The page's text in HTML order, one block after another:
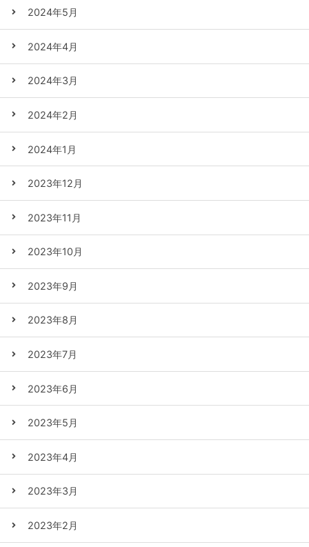
2024年5月
2024年4月
2024年3月
2024年2月
2024年1月
2023年12月
2023年11月
2023年10月
2023年9月
2023年8月
2023年7月
2023年6月
2023年5月
2023年4月
2023年3月
2023年2月